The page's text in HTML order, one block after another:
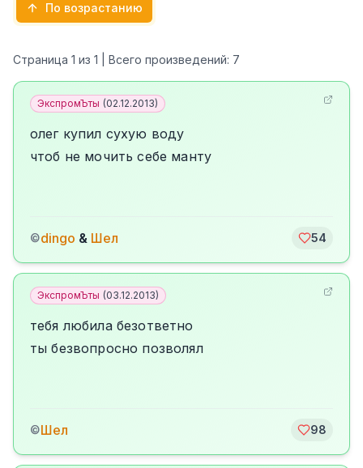
По возрастанию
Страница 1 из 1 | Всего произведений: 7
ЭкспромЪты (02.12.2013)
олег купил сухую воду
чтоб не мочить себе манту
©dingo & Шел 54
ЭкспромЪты (03.12.2013)
тебя любила безответно
ты безвопросно позволял
©Шел 98